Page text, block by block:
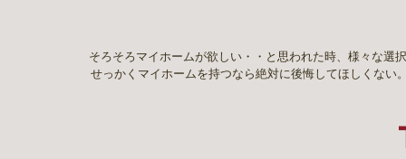
そろそろマイホームが欲しい・・と思われた時、様々な選
せっかくマイホームを持つなら絶対に後悔してほしくな